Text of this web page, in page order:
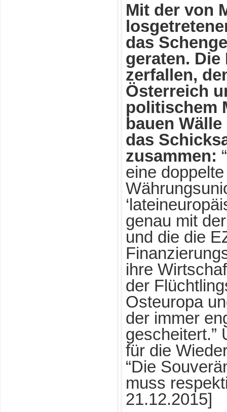
Mit der von
das
geraten.
zerfallen,
Österreich
politischem
bauen
das
zusammen:
eine
genau mit
und die die
ihre
der
Osteuropa
der immer
gescheitert.”
für die
“Die
muss
21.12.2015]